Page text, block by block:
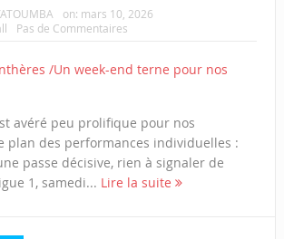
on: mars 10, 2026
Pas de Commentaires
avéré peu prolifique pour nos
plan des performances individuelles :
passe décisive, rien à signaler de
1, samedi... Lire la suite